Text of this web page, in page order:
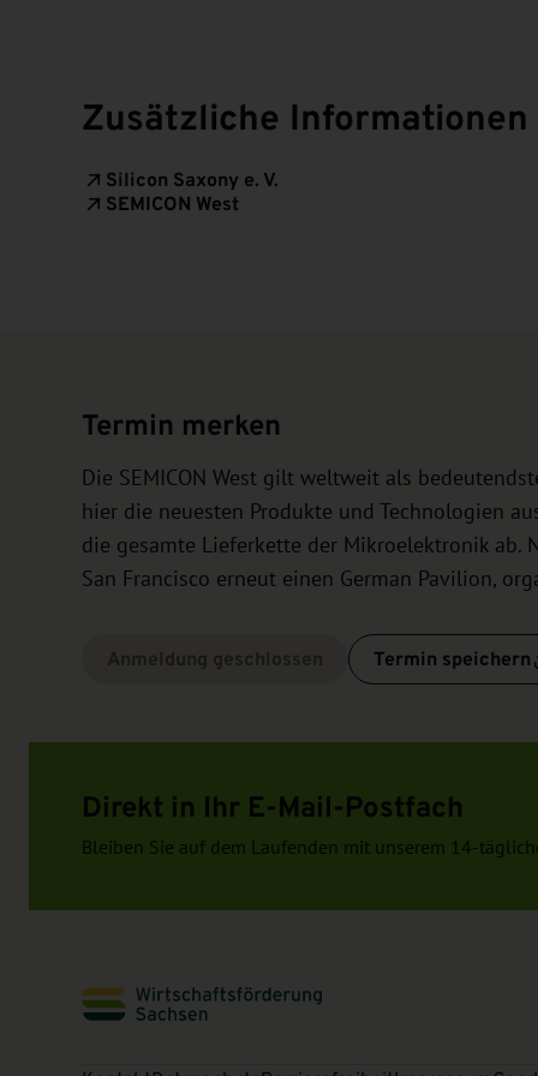
Zusätzliche Informationen
Silicon Saxony e. V.
SEMICON West
Termin merken
Die SEMICON West gilt weltweit als
hier die neuesten Produkte und Technologien
die gesamte Lieferkette der Mikroelektronik
San Francisco erneut einen German Pavilion,
Termin speichern
Direkt in Ihr E-Mail-Postfach
Bleiben Sie auf dem Laufenden mit unserem 14-